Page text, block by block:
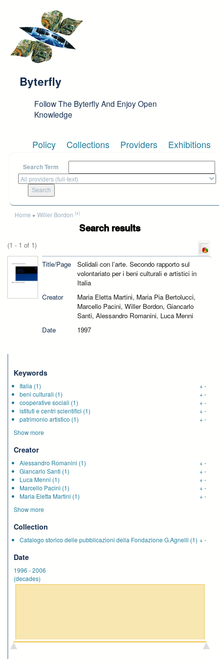
Byterfly
Follow The Byterfly And Enjoy Open
Knowledge
Policy Collections Providers Exhibitions
Search Term
You are here
Home » Willer Bordon (x)
Search results
(1 - 1 of 1)
Title/Page
Solidali con l’arte. Secondo rapporto sul
volontariato per i beni culturali e artistici in
Italia
Creator
Maria Eletta Martini, Maria Pia Bertolucci,
Marcello Pacini, Willer Bordon, Giancarlo
Santi, Alessandro Romanini, Luca Menni
Date
1997
Keywords
Italia (1) +-
beni culturali (1) +-
cooperative sociali (1) +-
istituti e centri scientifici (1) +-
patrimonio artistico (1) +-
Show more
Creator
Alessandro Romanini (1) +-
Giancarlo Santi (1) +-
Luca Menni (1) +-
Marcello Pacini (1) +-
Maria Eletta Martini (1) +-
Show more
Collection
Catalogo storico delle pubblicazioni della Fondazione G.Agnelli (1) +-
Date
1996 -2006
(decades)